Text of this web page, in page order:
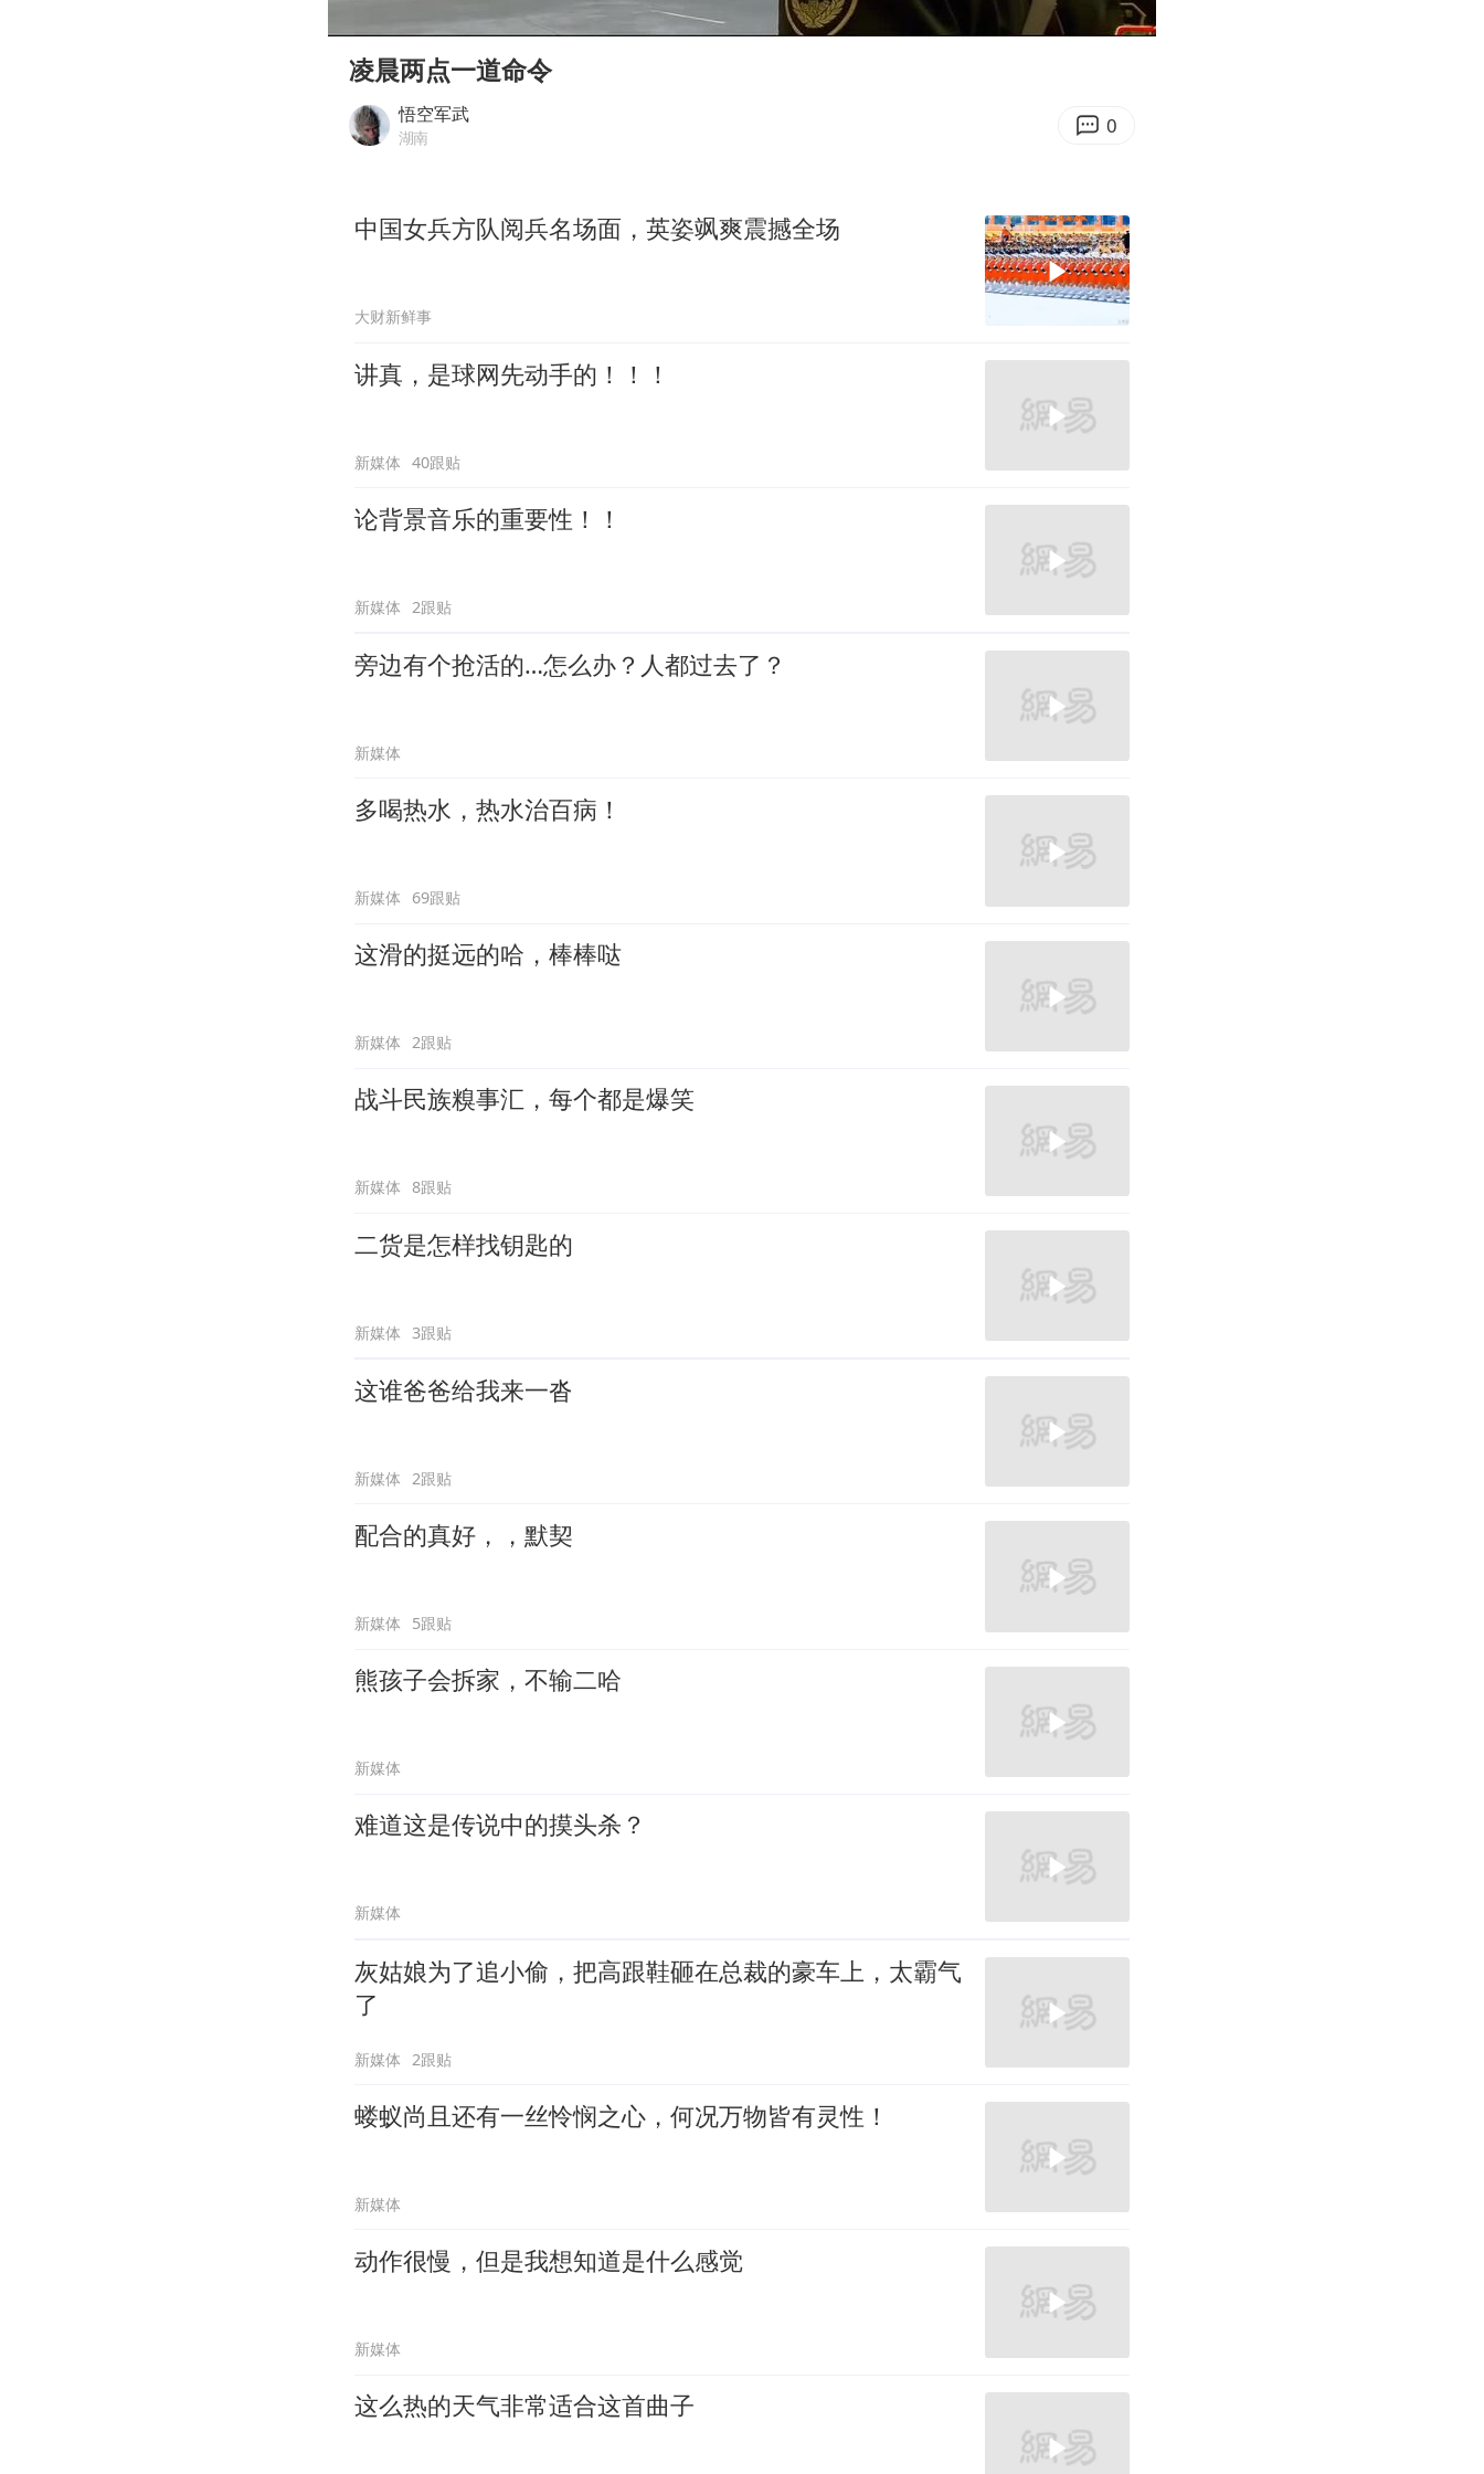
浙江台州《告全体市民书》
女主硬加吻戏短剧已下架
网传《披荆斩棘2026》名单
Enter
凌晨两点一道命令
悟空军武
湖南 0
中国女兵方队阅兵名场面，英姿飒爽震撼全场
大财新鲜事
讲真，是球网先动手的！！！
新媒体 40跟贴
论背景音乐的重要性！！
新媒体 2跟贴
旁边有个抢活的…怎么办？人都过去了？
新媒体
多喝热水，热水治百病！
新媒体 69跟贴
这滑的挺远的哈，棒棒哒
新媒体 2跟贴
战斗民族糗事汇，每个都是爆笑
新媒体 8跟贴
二货是怎样找钥匙的
新媒体 3跟贴
这谁爸爸给我来一沓
新媒体 2跟贴
配合的真好，，默契
新媒体 5跟贴
熊孩子会拆家，不输二哈
新媒体
难道这是传说中的摸头杀？
新媒体
灰姑娘为了追小偷，把高跟鞋砸在总裁的豪车上，太霸气
了
新媒体 2跟贴
蝼蚁尚且还有一丝怜悯之心，何况万物皆有灵性！
新媒体
动作很慢，但是我想知道是什么感觉
新媒体
这么热的天气非常适合这首曲子